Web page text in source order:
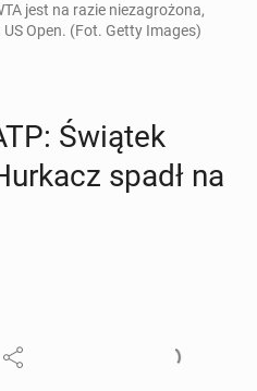
jest na razie niezagrożona,
Open. (Fot. Getty Images)
Świątek
spadł na